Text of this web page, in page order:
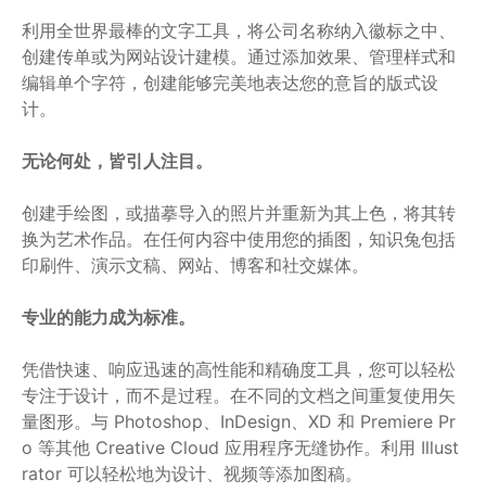
利用全世界最棒的文字工具，将公司名称纳入徽标之中、
创建传单或为网站设计建模。通过添加效果、管理样式和
编辑单个字符，创建能够完美地表达您的意旨的版式设
计。
无论何处，皆引人注目。
创建手绘图，或描摹导入的照片并重新为其上色，将其转
换为艺术作品。在任何内容中使用您的插图，知识兔包括
印刷件、演示文稿、网站、博客和社交媒体。
专业的能力成为标准。
凭借快速、响应迅速的高性能和精确度工具，您可以轻松
专注于设计，而不是过程。在不同的文档之间重复使用矢
量图形。与 Photoshop、InDesign、XD 和 Premiere Pr
o 等其他 Creative Cloud 应用程序无缝协作。利用 Illust
rator 可以轻松地为设计、视频等添加图稿。